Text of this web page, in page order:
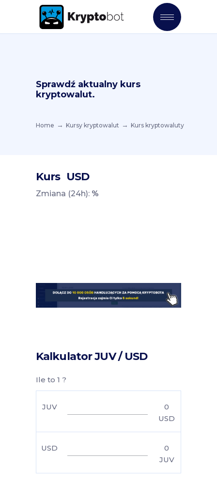
Sprawdź aktualny kurs
kryptowalut.
Home Kursy kryptowalut Kurs kryptowaluty
Kurs USD
Zmiana (24h): %
Kalkulator JUV / USD
Ile to 1 ?
JUV
0
USD
USD
0
JUV